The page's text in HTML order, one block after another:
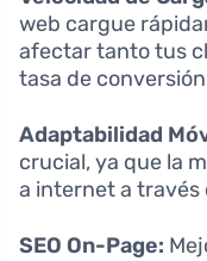
web cargue
afectar tanto tus
tasa de conversión
Adaptabilidad
crucial, ya que la
a internet a través
SEO On-Page: